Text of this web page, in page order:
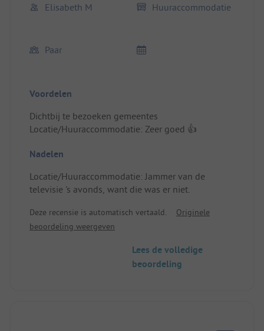
Elisabeth M Huuraccommodatie
Paar
Voordelen
Dichtbij te bezoeken gemeentes
Locatie/Huuraccommodatie: Zeer goed 👍
Nadelen
Locatie/Huuraccommodatie: Jammer van de
televisie 's avonds, want die was er niet.
Deze recensie is automatisch vertaald.
Originele
beoordeling weergeven
Lees de volledige
beoordeling